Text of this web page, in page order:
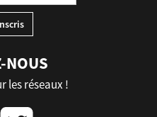
NOUS
les réseaux !